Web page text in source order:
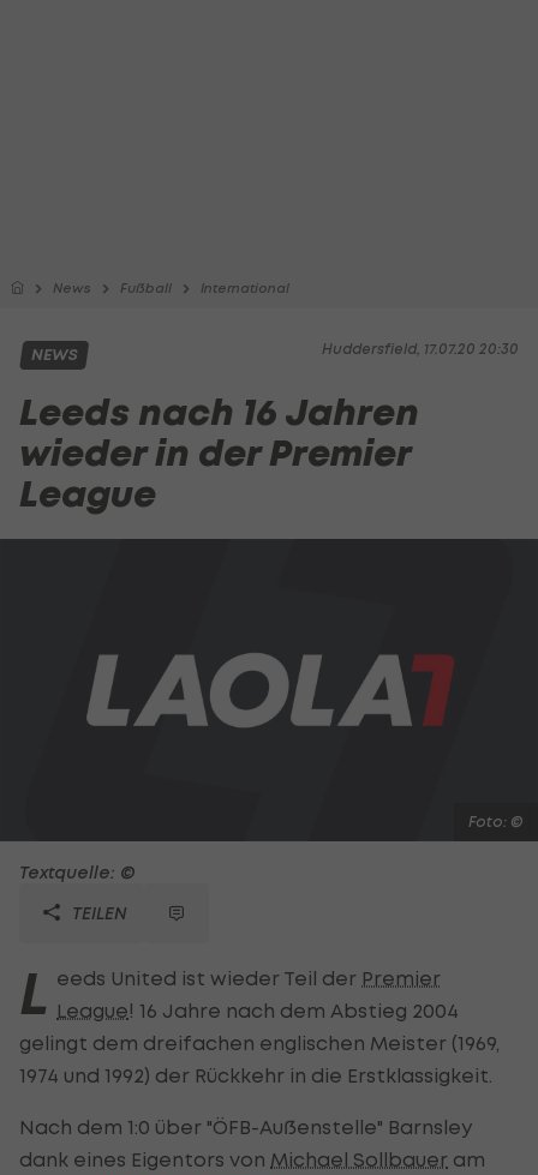
News Fußball International
Huddersfield, 17.07.20 20:30
NEWS
Leeds nach 16 Jahren
wieder in der Premier
League
Foto: ©
Textquelle: ©
TEILEN
L eeds United ist wieder Teil der Premier
League! 16 Jahre nach dem Abstieg 2004
gelingt dem dreifachen englischen Meister (1969,
1974 und 1992) der Rückkehr in die Erstklassigkeit.
Nach dem 1:0 über "ÖFB-Außenstelle" Barnsley
dank eines Eigentors von Michael Sollbauer am